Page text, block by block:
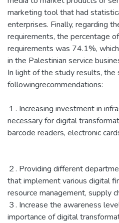
marketing tool that had
enterprises. Finally, regarding
requirements, the percentage
requirements was 74.1%,
in the Palestinian service
In light of the study results, the
followingrecommendations:
１. Increasing investment in
necessary for digital
barcode readers, electronic
２. Providing different
that implement various digital
resource management, supply
３. Increase the awareness
importance of digital